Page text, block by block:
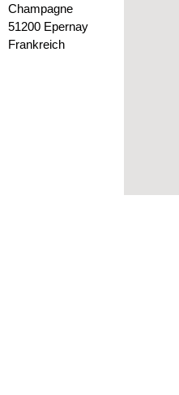
Champagne
51200 Epernay
Frankreich